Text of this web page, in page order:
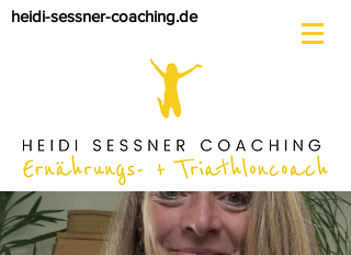
heidi-sessner-coaching.de